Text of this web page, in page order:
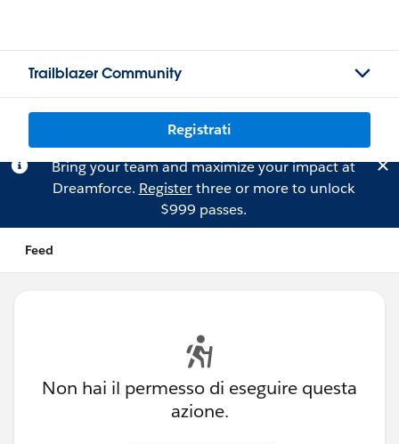
Trailblazer Community
Registrati
Bring your team and maximize your impact at
Dreamforce. Registerthree or more to unlock
$999 passes.
Feed
Non hai il permesso di eseguire questa
azione.